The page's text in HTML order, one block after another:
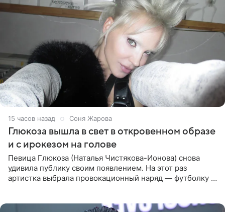
15 часов назад Соня Жарова
Глюкоза вышла в свет в откровенном образе
и с ирокезом на голове
Певица Глюкоза (Наталья Чистякова-Ионова) снова
удивила публику своим появлением. На этот раз
артистка выбрала провокационный наряд — футболку с